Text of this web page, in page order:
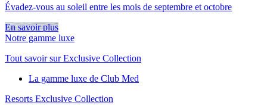
Évadez-vous au soleil entre les mois de septembre et octobre
En savoir plus
Notre gamme luxe
Tout savoir sur Exclusive Collection
La gamme luxe de Club Med
Resorts Exclusive Collection